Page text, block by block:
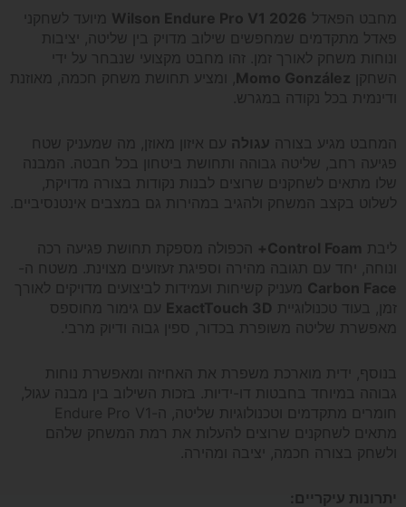
Endure
Pro
2026
מחבט הפאדל Wilson Endure Pro V1 2026 מיועד לשחקני
פאדל מתקדמים שמחפשים שילוב מדויק בין שליטה, יציבות
ונוחות משחק לאורך זמן. זהו מחבט מקצועי שנבחר על ידי
השחקן Momo González, ומציע תחושת משחק חכמה, מאוזנת
ודינמית בכל נקודה במגרש.
המחבט מגיע בצורה עגולה עם איזון מאוזן, מה שמעניק שטח
פגיעה רחב, שליטה גבוהה ותחושת ביטחון בכל חבטה. המבנה
שלו מתאים לשחקנים שרוצים לבנות נקודות בצורה מדויקת,
לשלוט בקצב המשחק ולהגיב במהירות גם במצבים אינטנסיביים.
ליבת Control Foam+
הכפולה מספקת תחושת פגיעה רכה
ונוחה, יחד עם תגובה מהירה וספיגת זעזועים מצוינת. משטח ה-
Carbon Face מעניק קשיחות ועמידות לביצועים מדויקים לאורך
זמן, בעוד טכנולוגיית ExactTouch 3D עם גימור מחוספס
מאפשרת שליטה משופרת בכדור, ספין גבוה ודיוק מרבי.
בנוסף, ידית מוארכת משפרת את האחיזה ומאפשרת נוחות
גבוהה במיוחד בחבטות דו-ידיות. בזכות השילוב בין מבנה עגול,
חומרים מתקדמים וטכנולוגיות שליטה, ה-Endure Pro V1
מתאים לשחקנים שרוצים להעלות את רמת המשחק שלהם
ולשחק בצורה חכמה, יציבה ומהירה.
יתרונות עיקריים: